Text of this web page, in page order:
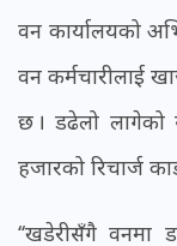
वन कार्यालयको
वन कर्मचारीलाई
छ । डढेलो लागेको
हजारको रिचार्ज
‘‘खडेरीसँगै वनमा